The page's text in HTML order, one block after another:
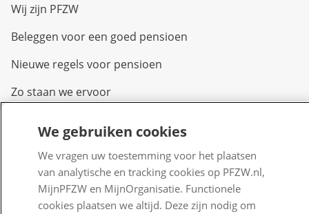
Wij zijn PFZW
Beleggen voor een goed pensioen
Nieuwe regels voor pensioen
Zo staan we ervoor
PFZW Dichtbij
Werken bij PFZW
We gebruiken cookies
We vragen uw toestemming voor het plaatsen
van analytische en tracking cookies op PFZW.nl,
MijnPFZW en MijnOrganisatie. Functionele
cookies plaatsen we altijd. Deze zijn nodig om